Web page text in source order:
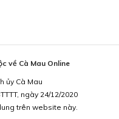
về Cà Mau Online
ủy Cà Mau
ngày 24/12/2020
trên website này.